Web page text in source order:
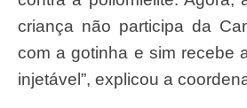
criança não participa da
com a gotinha e sim recebe
injetável”, explicou a